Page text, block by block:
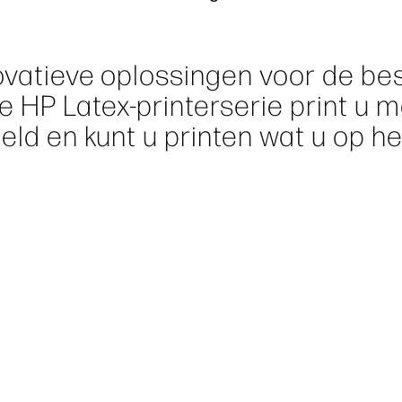
oplossingen voor de
HP Latex-printerserie print u
en kunt u printen wat u op